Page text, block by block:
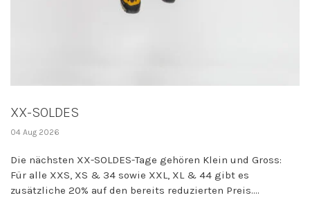
XX-SOLDES
04 Aug 2026
Die nächsten XX-SOLDES-Tage gehören Klein und Gross:
Für alle XXS, XS & 34 sowie XXL, XL & 44 gibt es
zusätzliche 20% auf den bereits reduzierten Preis....